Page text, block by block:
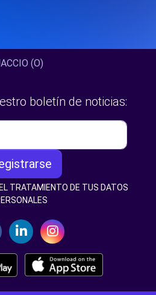
(O)
boletín de noticias:
TRATAMIENTO DE TUS DATOS